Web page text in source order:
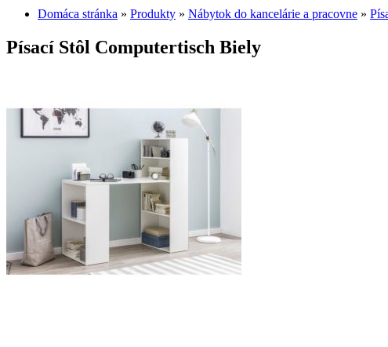
Domáca stránka » Produkty » Nábytok do kancelárie a pracovne »
Písací Stôl Computertisch Biely